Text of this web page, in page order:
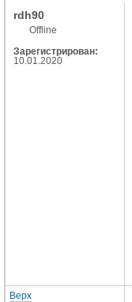
rdh90
Offline
Зарегистрирован:
10.01.2020
Верх